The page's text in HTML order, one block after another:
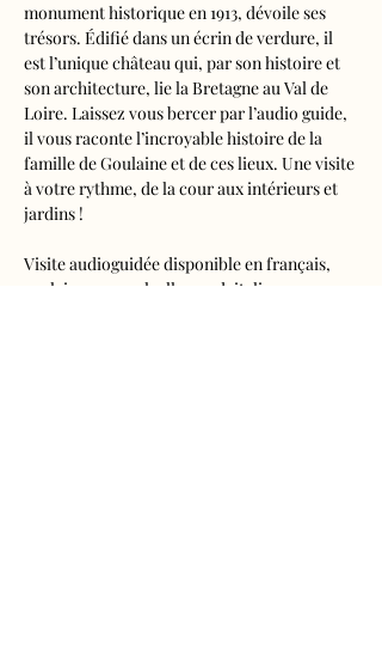
monument historique en 1913, dévoile ses
trésors. Édifié dans un écrin de verdure, il
est l’unique château qui, par son histoire et
son architecture, lie la Bretagne au Val de
Loire. Laissez vous bercer par l’audio guide,
il vous raconte l’incroyable histoire de la
famille de Goulaine et de ces lieux. Une visite
à votre rythme, de la cour aux intérieurs et
jardins !
Visite audioguidée disponible en français,
anglais, espagnol, allemand, italien,